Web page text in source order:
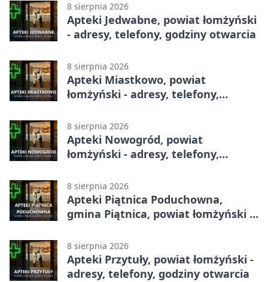
8 sierpnia 2026
Apteki Jedwabne, powiat łomżyński
- adresy, telefony, godziny otwarcia
8 sierpnia 2026
Apteki Miastkowo, powiat
łomżyński - adresy, telefony,
8 sierpnia 2026
Apteki Nowogród, powiat
łomżyński - adresy, telefony,
8 sierpnia 2026
Apteki Piątnica Poduchowna,
gmina Piątnica, powiat łomżyński -
8 sierpnia 2026
Apteki Przytuły, powiat łomżyński -
adresy, telefony, godziny otwarcia